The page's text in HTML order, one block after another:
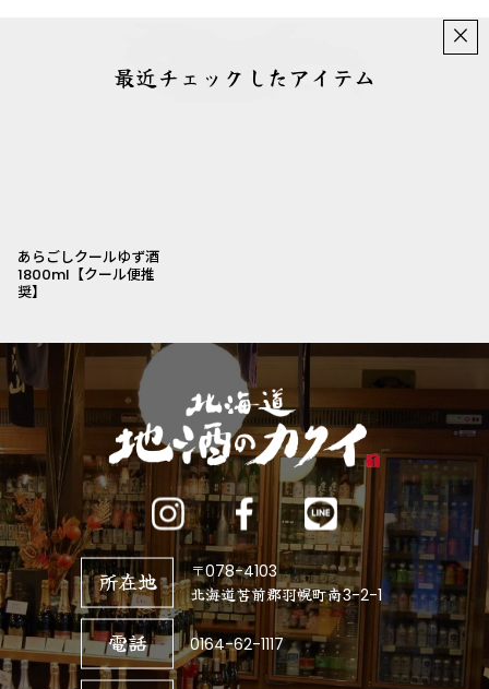
最近チェックしたアイテム
×
あらごしクールゆず酒
1800ml【クール便推
奨】
所在地
〒078-4103
北海道苫前郡羽幌町南3-2-1
電話 0164-62-1117